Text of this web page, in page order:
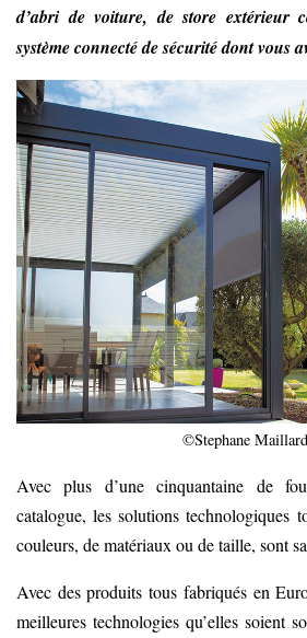
d’abri de voiture, de store extérieur
système connecté de sécurité dont vous
©Stephane Maillard
Avec plus d’une cinquantaine de
catalogue, les solutions technologiques
couleurs, de matériaux ou de taille, sont
Avec des produits tous fabriqués en
meilleures technologies qu’elles soient